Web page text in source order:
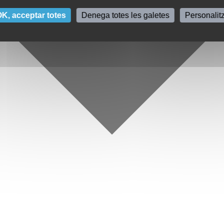
acceptar totes Denega totes les galetes